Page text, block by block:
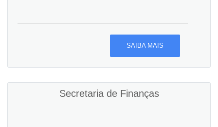
SAIBA MAIS
Secretaria de Finanças